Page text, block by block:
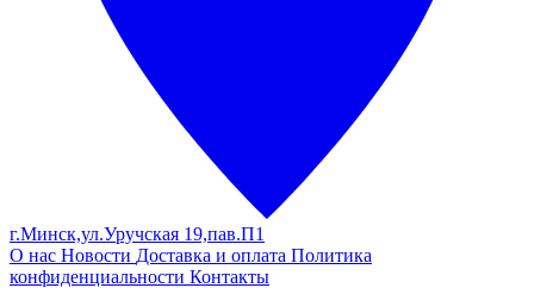
г.Минск,ул.Уручская 19,пав.П1
О нас Новости Доставка и оплата Политика
конфиденциальности Контакты